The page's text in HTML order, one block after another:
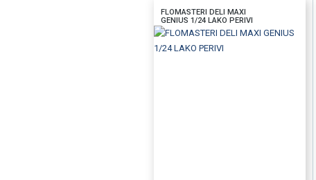
FLOMASTERI DELI MAXI
GENIUS 1/24 LAKO PERIVI